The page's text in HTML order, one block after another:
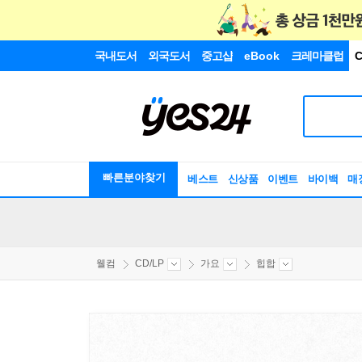
국내도서 외국도서 중고샵 eBook 크레마클럽
빠른분야찾기 베스트 신상품 이벤트 바이백 매
웰컴 CD/LP 가요 힙합